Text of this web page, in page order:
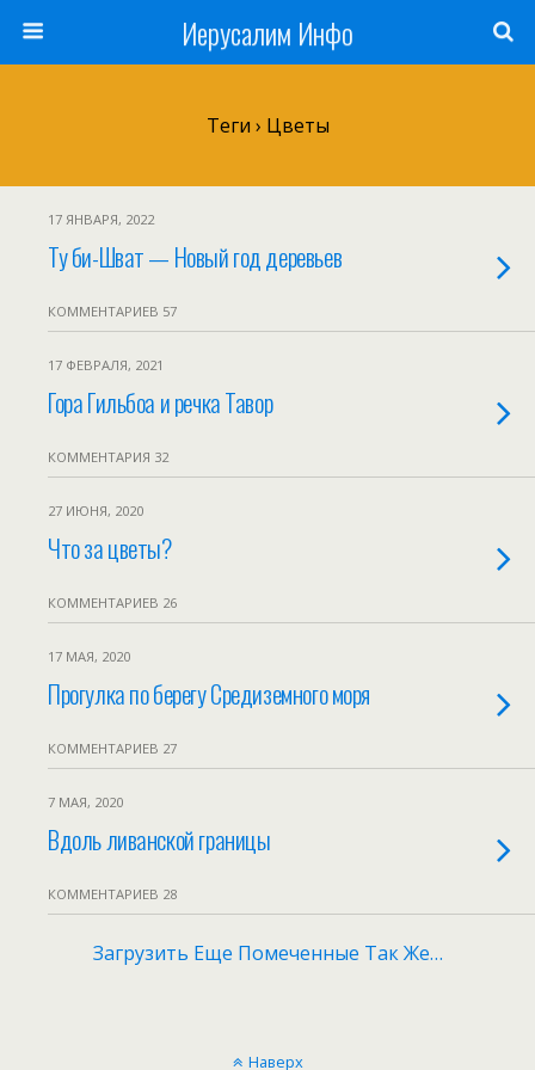
Иерусалим Инфо
Теги › Цветы
17 ЯНВАРЯ, 2022
Ту би-Шват — Новый год деревьев
КОММЕНТАРИЕВ 57
17 ФЕВРАЛЯ, 2021
Гора Гильбоа и речка Тавор
КОММЕНТАРИЯ 32
27 ИЮНЯ, 2020
Что за цветы?
КОММЕНТАРИЕВ 26
17 МАЯ, 2020
Прогулка по берегу Средиземного моря
КОММЕНТАРИЕВ 27
7 МАЯ, 2020
Вдоль ливанской границы
КОММЕНТАРИЕВ 28
Загрузить Еще Помеченные Так Же…
Наверх